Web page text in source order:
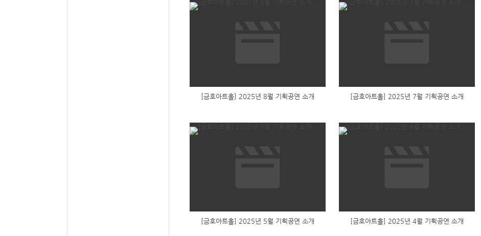
[금호아트홀] 2025년 8월 기획공연 소개 [금호아트홀] 2025년 7월 기획공연 소개
[금호아트홀] 2025년 5월 기획공연 소개 [금호아트홀] 2025년 4월 기획공연 소개